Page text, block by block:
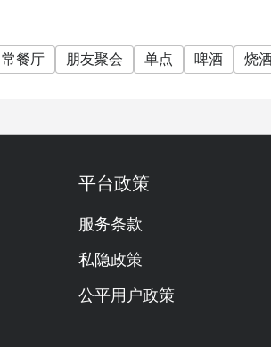
常餐厅 朋友聚会 单点 啤酒 烧酒
平台政策
服务条款
私隐政策
公平用户政策